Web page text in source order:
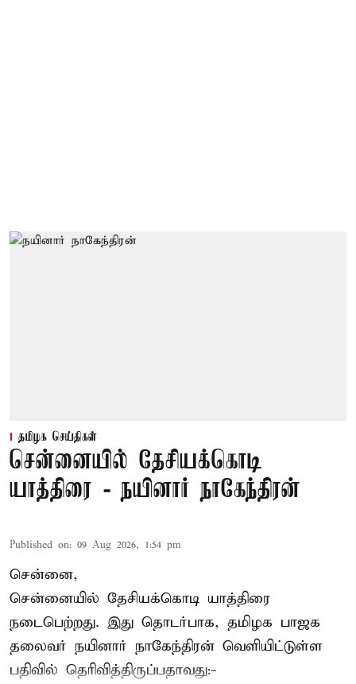
தமிழக செய்திகள்
சென்னையில் தேசியக்கொடி
யாத்திரை - நயினார் நாகேந்திரன்
Published on: 09 Aug 2026, 1:54 pm
சென்னை,
சென்னையில் தேசியக்கொடி யாத்திரை
நடைபெற்றது. இது தொடர்பாக, தமிழக பாஜக
தலைவர் நயினார் நாகேந்திரன் வெளியிட்டுள்ள
பதிவில் தெரிவித்திருப்பதாவது:-